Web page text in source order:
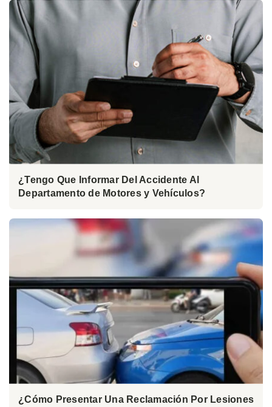
¿Tengo Que Informar Del Accidente Al
Departamento de Motores y Vehículos?
¿Cómo Presentar Una Reclamación Por Lesiones